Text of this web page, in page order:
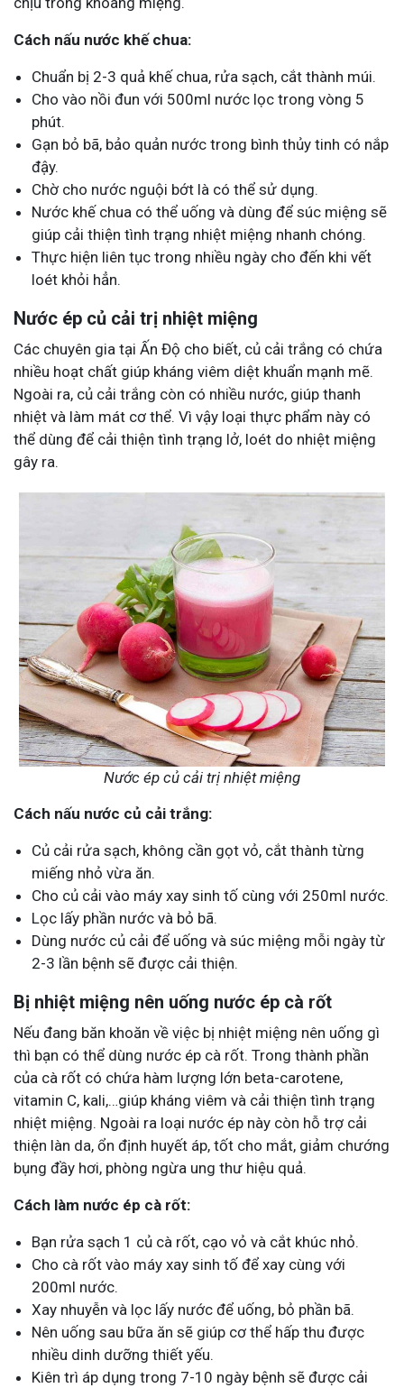
Cách nấu nước khế chua:
Chuẩn bị 2-3 quả khế chua, rửa sạch, cắt thành múi.
Cho vào nồi đun với 500ml nước lọc trong vòng 5
phút.
Gạn bỏ bã, bảo quản nước trong bình thủy tinh có nắp
đậy.
Chờ cho nước nguội bớt là có thể sử dụng.
Nước khế chua có thể uống và dùng để súc miệng sẽ
giúp cải thiện tình trạng nhiệt miệng nhanh chóng.
Thực hiện liên tục trong nhiều ngày cho đến khi vết
loét khỏi hẳn.
Nước ép củ cải trị nhiệt miệng
Các chuyên gia tại Ấn Độ cho biết, củ cải trắng có chứa
nhiều hoạt chất giúp kháng viêm diệt khuẩn mạnh mẽ.
Ngoài ra, củ cải trắng còn có nhiều nước, giúp thanh
nhiệt và làm mát cơ thể. Vì vậy loại thực phẩm này có
thể dùng để cải thiện tình trạng lở, loét do nhiệt miệng
gây ra.
Nước ép củ cải trị nhiệt miệng
Cách nấu nước củ cải trắng:
Củ cải rửa sạch, không cần gọt vỏ, cắt thành từng
miếng nhỏ vừa ăn.
Cho củ cải vào máy xay sinh tố cùng với 250ml nước.
Lọc lấy phần nước và bỏ bã.
Dùng nước củ cải để uống và súc miệng mỗi ngày từ
2-3 lần bệnh sẽ được cải thiện.
Bị nhiệt miệng nên uống nước ép cà rốt
Nếu đang băn khoăn về việc bị nhiệt miệng nên uống gì
thì bạn có thể dùng nước ép cà rốt. Trong thành phần
của cà rốt có chứa hàm lượng lớn beta-carotene,
vitamin C, kali,…giúp kháng viêm và cải thiện tình trạng
nhiệt miệng. Ngoài ra loại nước ép này còn hỗ trợ cải
thiện làn da, ổn định huyết áp, tốt cho mắt, giảm chướng
bụng đầy hơi, phòng ngừa ung thư hiệu quả.
Cách làm nước ép cà rốt:
Bạn rửa sạch 1 củ cà rốt, cạo vỏ và cắt khúc nhỏ.
Cho cà rốt vào máy xay sinh tố để xay cùng với
200ml nước.
Xay nhuyễn và lọc lấy nước để uống, bỏ phần bã.
Nên uống sau bữa ăn sẽ giúp cơ thể hấp thu được
nhiều dinh dưỡng thiết yếu.
Kiên trì áp dụng trong 7-10 ngày bệnh sẽ được cải